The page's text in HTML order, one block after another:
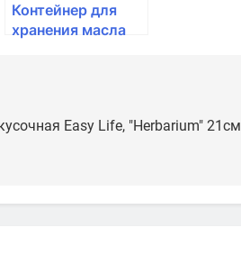
Контейнер для
хранения масла
Easy Life, "Herbarium" 21см